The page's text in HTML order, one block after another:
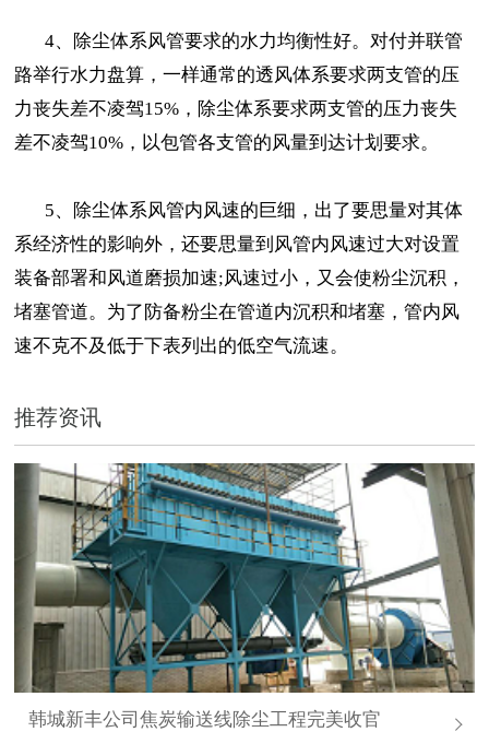
4、除尘体系风管要求的水力均衡性好。对付并联管
路举行水力盘算，一样通常的透风体系要求两支管的压
力丧失差不凌驾15%，除尘体系要求两支管的压力丧失
差不凌驾10%，以包管各支管的风量到达计划要求。
5、除尘体系风管内风速的巨细，出了要思量对其体
系经济性的影响外，还要思量到风管内风速过大对设置
装备部署和风道磨损加速;风速过小，又会使粉尘沉积，
堵塞管道。为了防备粉尘在管道内沉积和堵塞，管内风
速不克不及低于下表列出的低空气流速。
推荐资讯
韩城新丰公司焦炭输送线除尘工程完美收官